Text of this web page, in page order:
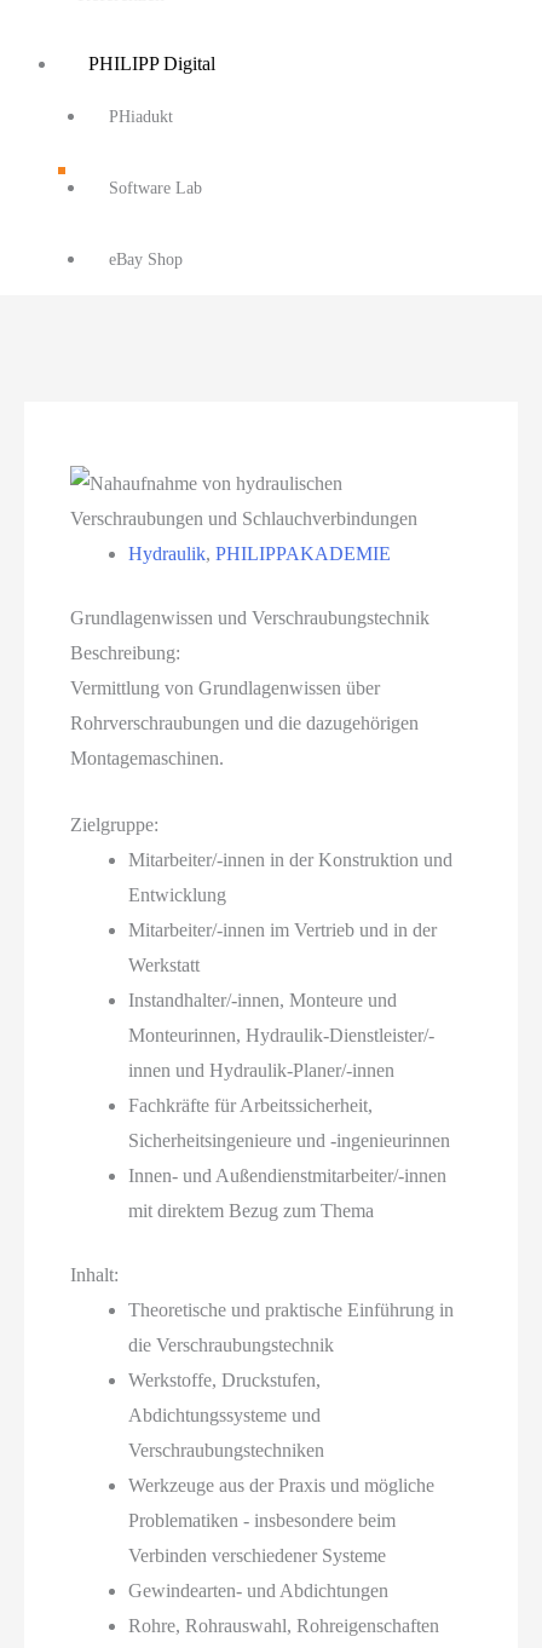
PHILIPP Digital
PHiadukt
Software Lab
eBay Shop
Hydraulik,PHILIPPAKADEMIE
Grundlagenwissen und Verschraubungstechnik
Beschreibung:
Vermittlung von Grundlagenwissen über
Rohrverschraubungen und die dazugehörigen
Montagemaschinen.
Zielgruppe:
Mitarbeiter/-innen in der Konstruktion und
Entwicklung
Mitarbeiter/-innen im Vertrieb und in der
Werkstatt
Instandhalter/-innen, Monteure und
Monteurinnen, Hydraulik-Dienstleister/-
innen und Hydraulik-Planer/-innen
Fachkräfte für Arbeitssicherheit,
Sicherheitsingenieure und -ingenieurinnen
Innen- und Außendienstmitarbeiter/-innen
mit direktem Bezug zum Thema
Inhalt:
Theoretische und praktische Einführung in
die Verschraubungstechnik
Werkstoffe, Druckstufen,
Abdichtungssysteme und
Verschraubungstechniken
Werkzeuge aus der Praxis und mögliche
Problematiken - insbesondere beim
Verbinden verschiedener Systeme
Gewindearten- und Abdichtungen
Rohre, Rohrauswahl, Rohreigenschaften